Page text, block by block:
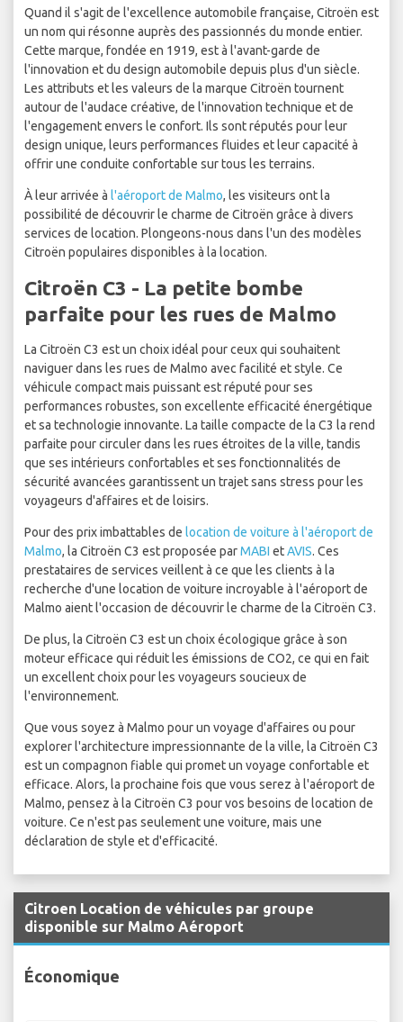
Quand il s'agit de l'excellence automobile française, Citroën est
un nom qui résonne auprès des passionnés du monde entier.
Cette marque, fondée en 1919, est à l'avant-garde de
l'innovation et du design automobile depuis plus d'un siècle.
Les attributs et les valeurs de la marque Citroën tournent
autour de l'audace créative, de l'innovation technique et de
l'engagement envers le confort. Ils sont réputés pour leur
design unique, leurs performances fluides et leur capacité à
offrir une conduite confortable sur tous les terrains.
À leur arrivée à l'aéroport de Malmo, les visiteurs ont la
possibilité de découvrir le charme de Citroën grâce à divers
services de location. Plongeons-nous dans l'un des modèles
Citroën populaires disponibles à la location.
Citroën C3 - La petite bombe
parfaite pour les rues de Malmo
La Citroën C3 est un choix idéal pour ceux qui souhaitent
naviguer dans les rues de Malmo avec facilité et style. Ce
véhicule compact mais puissant est réputé pour ses
performances robustes, son excellente efficacité énergétique
et sa technologie innovante. La taille compacte de la C3 la rend
parfaite pour circuler dans les rues étroites de la ville, tandis
que ses intérieurs confortables et ses fonctionnalités de
sécurité avancées garantissent un trajet sans stress pour les
voyageurs d'affaires et de loisirs.
Pour des prix imbattables de location de voiture à l'aéroport de
Malmo, la Citroën C3 est proposée parMABI etAVIS. Ces
prestataires de services veillent à ce que les clients à la
recherche d'une location de voiture incroyable à l'aéroport de
Malmo aient l'occasion de découvrir le charme de la Citroën C3.
De plus, la Citroën C3 est un choix écologique grâce à son
moteur efficace qui réduit les émissions de CO2, ce qui en fait
un excellent choix pour les voyageurs soucieux de
l'environnement.
Que vous soyez à Malmo pour un voyage d'affaires ou pour
explorer l'architecture impressionnante de la ville, la Citroën C3
est un compagnon fiable qui promet un voyage confortable et
efficace. Alors, la prochaine fois que vous serez à l'aéroport de
Malmo, pensez à la Citroën C3 pour vos besoins de location de
voiture. Ce n'est pas seulement une voiture, mais une
déclaration de style et d'efficacité.
Citroen Location de véhicules par groupe
disponible sur Malmo Aéroport
Économique